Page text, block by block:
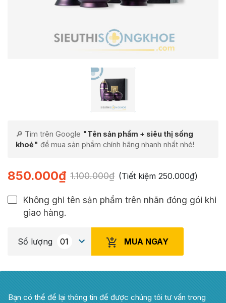
🔎 Tìm trên Google "Tên sản phẩm + siêu thị sống
khoẻ" để mua sản phẩm chính hãng nhanh nhất nhé!
1.100.000₫
850.000₫ (Tiết kiệm 250.000₫)
Không ghi tên sản phẩm trên nhãn đóng gói khi
giao hàng.
Số lượng MUA NGAY
Bạn có thể để lại thông tin để được chúng tôi tư vấn trong